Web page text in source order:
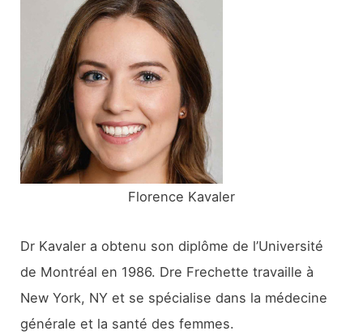
:
Florence Kavaler
Dr Kavaler a obtenu son diplôme de l’Université
de Montréal en 1986. Dre Frechette travaille à
New York, NY et se spécialise dans la médecine
générale et la santé des femmes.